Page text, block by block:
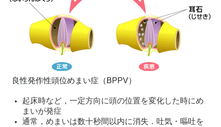
良性発作性頭位めまい症（BPPV）
起床時など，一定方向に頭の位置を変化した時にめ
まいが発症
通常，めまいは数十秒間以内に消失．吐気・嘔吐を